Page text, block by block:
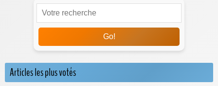
Go!
Articles les plus votés